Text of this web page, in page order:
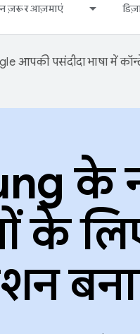
ज़रूर आज़माएं
आपकी पसंदीदा भाषा में
के
के